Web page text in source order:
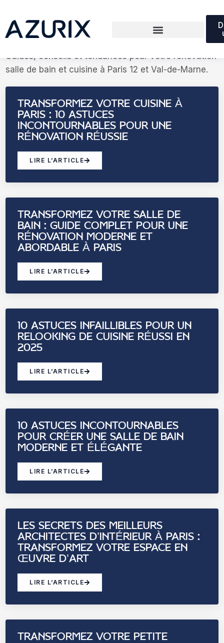
BLOG : CONSEILS RÉNOVATION
Guides, conseils et tendances pour votre rénovation
salle de bain et cuisine à Paris 12 et Val-de-Marne.
TRANSFORMEZ VOTRE CUISINE À
PARIS : 10 ASTUCES
INCONTOURNABLES POUR UNE
RÉNOVATION RÉUSSIE
LIRE L’ARTICLE
TRANSFORMEZ VOTRE SALLE DE
BAIN : GUIDE COMPLET POUR UNE
RÉNOVATION MODERNE ET
ABORDABLE À PARIS
LIRE L’ARTICLE
10 ASTUCES INFAILLIBLES POUR UN
RELOOKING DE CUISINE RÉUSSI EN
2025
LIRE L’ARTICLE
10 ASTUCES INCONTOURNABLES
POUR CRÉER UNE SALLE DE BAIN
MODERNE ET ÉLÉGANTE
LIRE L’ARTICLE
LES SECRETS DES MEILLEURS
ARCHITECTES D’INTÉRIEUR À PARIS :
TRANSFORMEZ VOTRE ESPACE EN
ŒUVRE D’ART
LIRE L’ARTICLE
TRANSFORMEZ VOTRE PETITE